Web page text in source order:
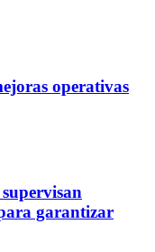
operativas
garantizar